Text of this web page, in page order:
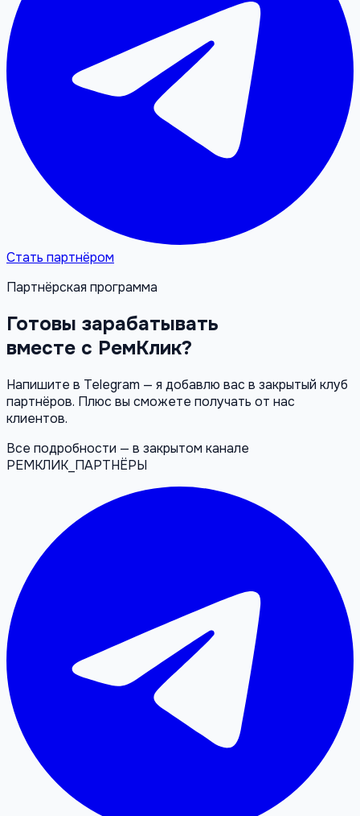
Стать партнёром
Партнёрская программа
Готовы зарабатывать
вместе с РемКлик?
Напишите в Telegram — я добавлю вас в закрытый клуб
партнёров. Плюс вы сможете получать от нас
клиентов.
Все подробности — в закрытом канале
РЕМКЛИК_ПАРТНЁРЫ